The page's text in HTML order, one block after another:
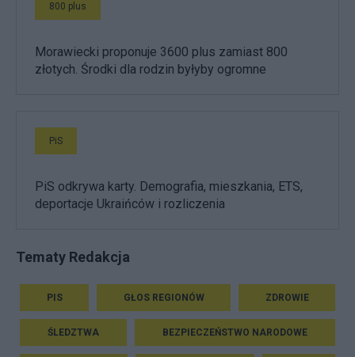
800 plus
Morawiecki proponuje 3600 plus zamiast 800
złotych. Środki dla rodzin byłyby ogromne
PiS
PiS odkrywa karty. Demografia, mieszkania, ETS,
deportacje Ukraińców i rozliczenia
Tematy Redakcja
PIS GŁOS REGIONÓW ZDROWIE
ŚLEDZTWA BEZPIECZEŃSTWO NARODOWE